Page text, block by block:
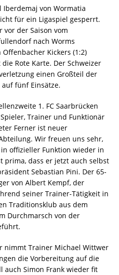
Iberdemaj von Wormatia
für ein Ligaspiel gesperrt.
vor der Saison vom
nach Worms
Kickers (1:2)
Rote Karte. Der Schweizer
einen Großteil der
fünf Einsätze.
1. FC Saarbrücken
Trainer und Funktionär
Ferner ist neuer
Wir freuen uns sehr,
offizieller Funktion wieder in
prima, dass er jetzt auch selbst
Sebastian Pini. Der 65-
von Albert Kempf, der
seiner Trainer-Tätigkeit in
Traditionsklub aus dem
Durchmarsch von der
nimmt Trainer Michael Wittwer
die Vorbereitung auf die
auch Simon Frank wieder fit